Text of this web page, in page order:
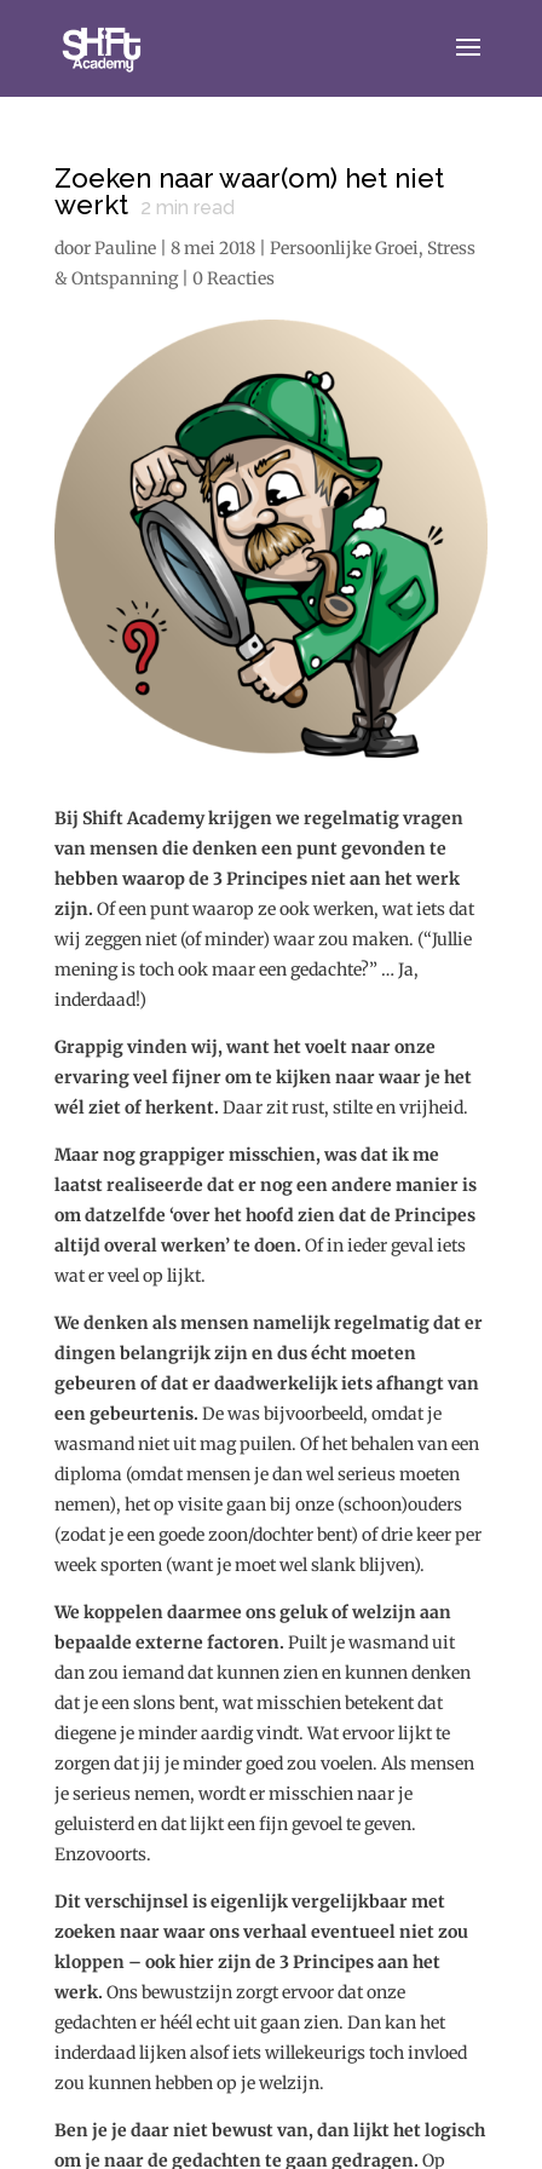
Zoeken naar waar(om) het niet
werkt 2 min read
doorPauline| 8 mei 2018| Persoonlijke Groei, Stress
& Ontspanning| 0 Reacties
Bij Shift Academy krijgen we regelmatig vragen
van mensen die denken een punt gevonden te
hebben waarop de 3 Principes niet aan het werk
zijn. Of een punt waarop ze ook werken, wat iets dat
wij zeggen niet (of minder) waar zou maken. (“Jullie
mening is toch ook maar een gedachte?” … Ja,
inderdaad!)
Grappig vinden wij, want het voelt naar onze
ervaring veel fijner om te kijken naar waar je het
wél ziet of herkent. Daar zit rust, stilte en vrijheid.
Maar nog grappiger misschien, was dat ik me
laatst realiseerde dat er nog een andere manier is
om datzelfde ‘over het hoofd zien dat de Principes
altijd overal werken’ te doen. Of in ieder geval iets
wat er veel op lijkt.
We denken als mensen namelijk regelmatig dat er
dingen belangrijk zijn en dus écht moeten
gebeuren of dat er daadwerkelijk iets afhangt van
een gebeurtenis. De was bijvoorbeeld, omdat je
wasmand niet uit mag puilen. Of het behalen van een
diploma (omdat mensen je dan wel serieus moeten
nemen), het op visite gaan bij onze (schoon)ouders
(zodat je een goede zoon/dochter bent) of drie keer per
week sporten (want je moet wel slank blijven).
We koppelen daarmee ons geluk of welzijn aan
bepaalde externe factoren. Puilt je wasmand uit
dan zou iemand dat kunnen zien en kunnen denken
dat je een slons bent, wat misschien betekent dat
diegene je minder aardig vindt. Wat ervoor lijkt te
zorgen dat jij je minder goed zou voelen. Als mensen
je serieus nemen, wordt er misschien naar je
geluisterd en dat lijkt een fijn gevoel te geven.
Enzovoorts.
Dit verschijnsel is eigenlijk vergelijkbaar met
zoeken naar waar ons verhaal eventueel niet zou
kloppen – ook hier zijn de 3 Principes aan het
werk. Ons bewustzijn zorgt ervoor dat onze
gedachten er héél echt uit gaan zien. Dan kan het
inderdaad lijken alsof iets willekeurigs toch invloed
zou kunnen hebben op je welzijn.
Ben je je daar niet bewust van, dan lijkt het logisch
om je naar de gedachten te gaan gedragen. Op